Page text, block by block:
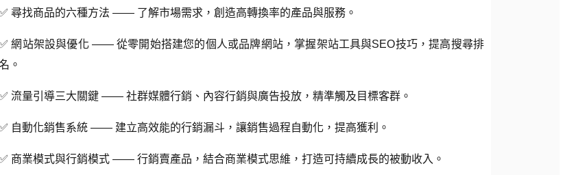
尋找商品的六種方法 —— 了解市場需求，創造高轉換率的產品與服務。
網站架設與優化 —— 從零開始搭建您的個人或品牌網站，掌握架站工具與SEO技巧，提高搜尋排
。
流量引導三大關鍵 —— 社群媒體行銷、內容行銷與廣告投放，精準觸及目標客群。
自動化銷售系統 —— 建立高效能的行銷漏斗，讓銷售過程自動化，提高獲利。
商業模式與行銷模式 —— 行銷賣產品，結合商業模式思維，打造可持續成長的被動收入。